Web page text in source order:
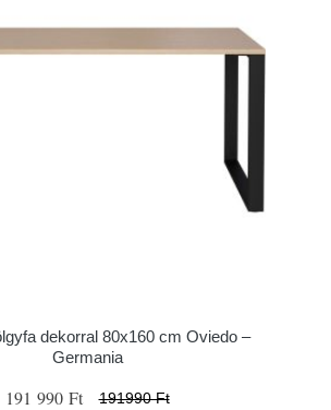
dekorral 80x160 cm Oviedo –
Germania
191 990 Ft 191990 Ft